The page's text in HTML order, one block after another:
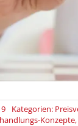
Kategorien:
Konzepte,